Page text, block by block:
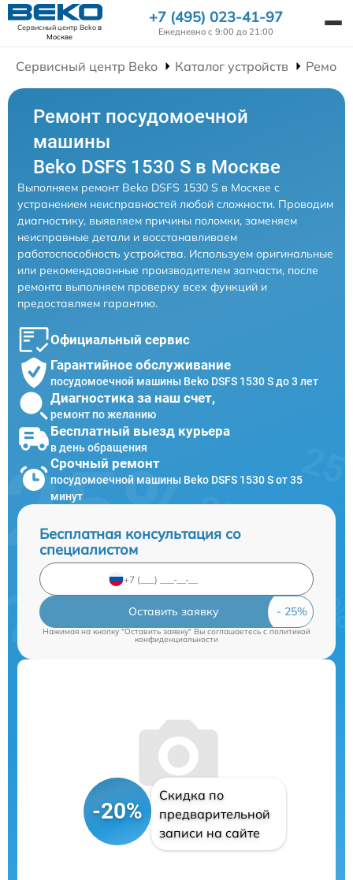
Сервисный центр Bekoв
Москве
+7 (495) 023-41-97
Ежедневно с 9:00 до 21:00
Сервисный центр Beko Каталог устройств
Ремонт посудомоечной
машины
Beko DSFS 1530 S в Москве
Выполняем ремонт Beko DSFS 1530 S в Москве с
устранением неисправностей любой сложности. Проводим
диагностику, выявляем причины поломки, заменяем
неисправные детали и восстанавливаем
работоспособность устройства. Используем оригинальные
или рекомендованные производителем запчасти, после
ремонта выполняем проверку всех функций и
предоставляем гарантию.
Официальный сервис
Гарантийное обслуживание
посудомоечной машины Beko DSFS 1530 S до 3 лет
Диагностика за наш счет,
ремонт по желанию
Бесплатный выезд курьера
в день обращения
Срочный ремонт
посудомоечной машины Beko DSFS 1530 S от 35
минут
Бесплатная консультация со
специалистом
Оставить заявку
Нажимая на кнопку "Оставить заявку" Вы соглашаетесь c политикой
конфиденциальности
-20%
Скидка по
предварительной
записи на сайте